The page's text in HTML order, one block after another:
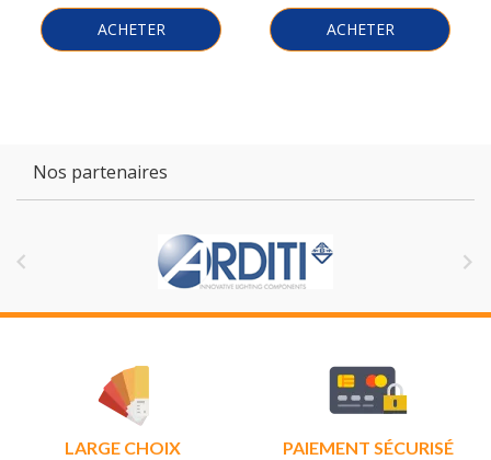
ACHETER ACHETER
Nos partenaires
 
LARGE CHOIX PAIEMENT SÉCURISÉ